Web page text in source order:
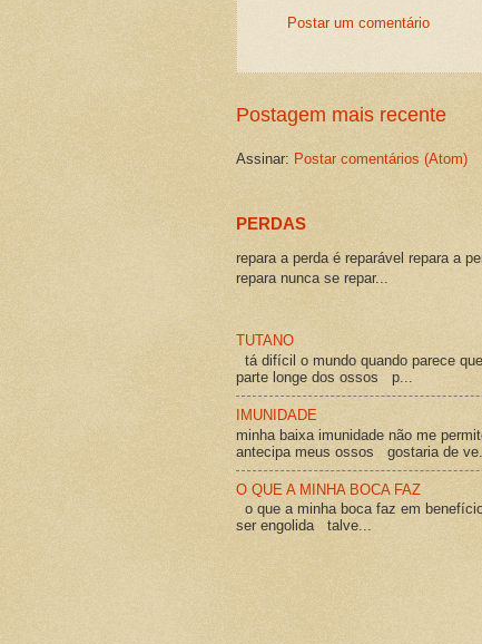
Postar um comentário
Postagem mais recente
Assinar: Postar comentários (Atom)
PERDAS
repara a perda é reparável repara a
repara nunca se repar...
TUTANO
tá difícil o mundo quando parece
parte longe dos ossos p...
IMUNIDADE
minha baixa imunidade não me
antecipa meus ossos gostaria de
O QUE A MINHA BOCA FAZ
o que a minha boca faz em
ser engolida talve...